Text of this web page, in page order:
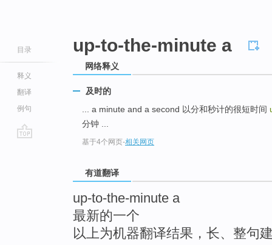
目录
释义
翻译
例句
up-to-the-minute a
网络释义
及时的
... a minute and a second 以分和秒计的很短时间
分钟 ...
基于4个网页-相关网页
有道翻译
up-to-the-minute a
最新的一个
以上为机器翻译结果，长、整句